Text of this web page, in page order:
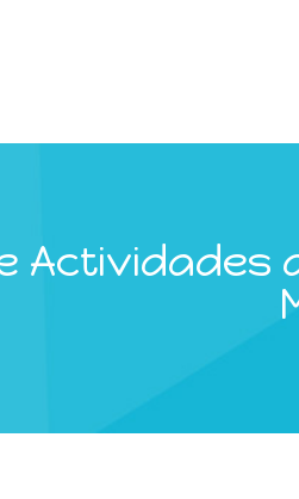
Actividades